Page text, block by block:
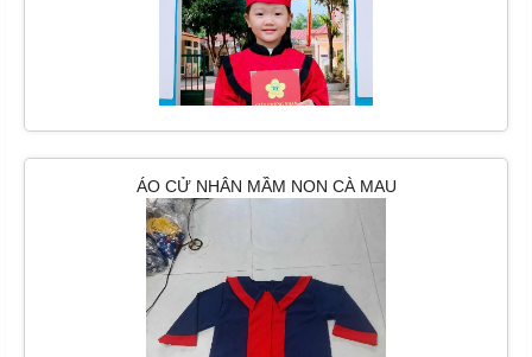
ÁO CỬ NHÂN MẦM NON CÀ MAU